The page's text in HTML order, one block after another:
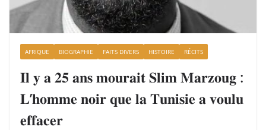
AFRIQUE BIOGRAPHIE FAITS DIVERS HISTOIRE RÉCITS
𝐈𝐥 𝐲 𝐚 𝟐𝟓 𝐚𝐧𝐬 𝐦𝐨𝐮𝐫𝐚𝐢𝐭 𝐒𝐥𝐢𝐦 𝐌𝐚𝐫𝐳𝐨𝐮𝐠 :
𝐋’𝐡𝐨𝐦𝐦𝐞 𝐧𝐨𝐢𝐫 𝐪𝐮𝐞 𝐥𝐚 𝐓𝐮𝐧𝐢𝐬𝐢𝐞 𝐚 𝐯𝐨𝐮𝐥𝐮
𝐞𝐟𝐟𝐚𝐜𝐞𝐫